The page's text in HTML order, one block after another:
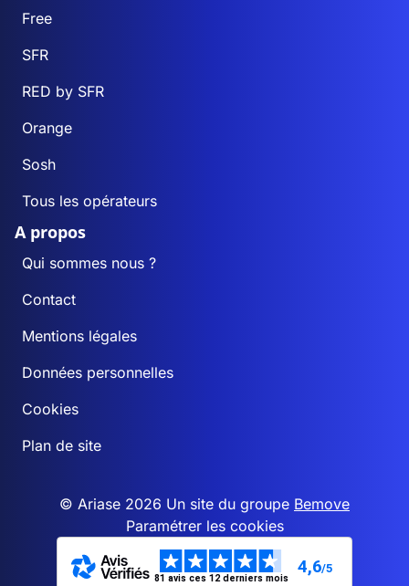
Free
SFR
RED by SFR
Orange
Sosh
Tous les opérateurs
A propos
Qui sommes nous ?
Contact
Mentions légales
Données personnelles
Cookies
Plan de site
© Ariase 2026 Un site du groupe Bemove
Paramétrer les cookies
81 avis ces 12 derniers mois
4,6/5